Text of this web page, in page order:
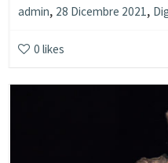
admin, 28 Dicembre 2021 ,
0 likes